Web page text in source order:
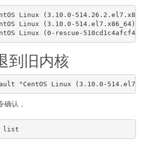
Linux (3.10.0-
Linux (3.10.0-514.el7.x86_64)
到旧内核
确认，